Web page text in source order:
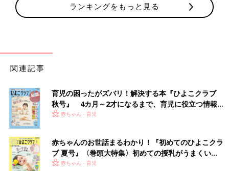
出典：Instagramアカウント「naa__home」
ランキングをもっと見る
関連記事
育児の困ったがズバリ！解決する本『ひよこクラブ
秋号』 4カ月～2才になるまで、育児に役立つ情報が
いっぱい！
赤ちゃん・育児
赤ちゃんのお世話まるわかり！『初めてのひよこクラ
ブ 夏号』〈巻頭大特集〉初めての授乳がうまくい
く！ おっぱい・ミルクの基本と夏のトラブル 解決テ
赤ちゃん・育児